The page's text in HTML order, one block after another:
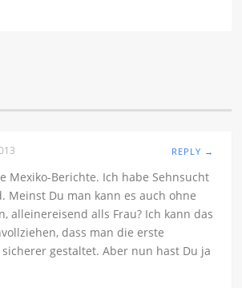
REPLY →
Mexiko-Berichte. Ich habe Sehnsucht
Meinst Du man kann es auch ohne
alleinereisend alls Frau? Ich kann das
dass man die erste
gestaltet. Aber nun hast Du ja